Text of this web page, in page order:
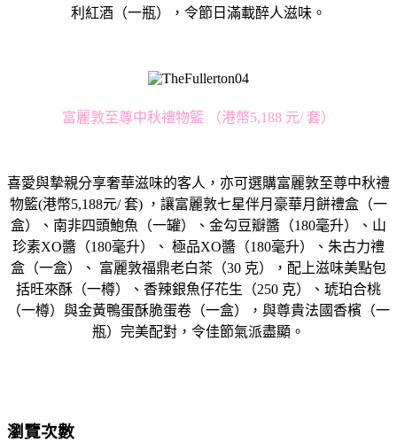
利紅酒（一瓶），令節日滿載醉人滋味。
富麗敦至尊中秋禮物籃 （港幣5,188 元/ 套）
喜愛與摯親分享奢華滋味的客人，亦可選購富麗敦至尊中秋禮
物籃(港幣5,188元/ 套) ，讓富麗敦七星伴月豪華月餅禮盒（一
盒）、南非四頭鮑魚（一罐）、金勾豆瓣醬（180毫升）、山
珍素XO醬（180毫升）、 極品XO醬（180毫升）、朱古力禮
盒（一盒）、 富麗敦福鼎老白茶（30 克），配上滋味美點包
括旺來酥（一樽）、香辣銀魚仔花生（250 克）、琥珀合桃
（一樽）與金黃鴨蛋酥脆蛋卷（一盒），與尊貴法國香檳（一
瓶）完美配對，令佳節氣派盡顯。
瀏覽次數